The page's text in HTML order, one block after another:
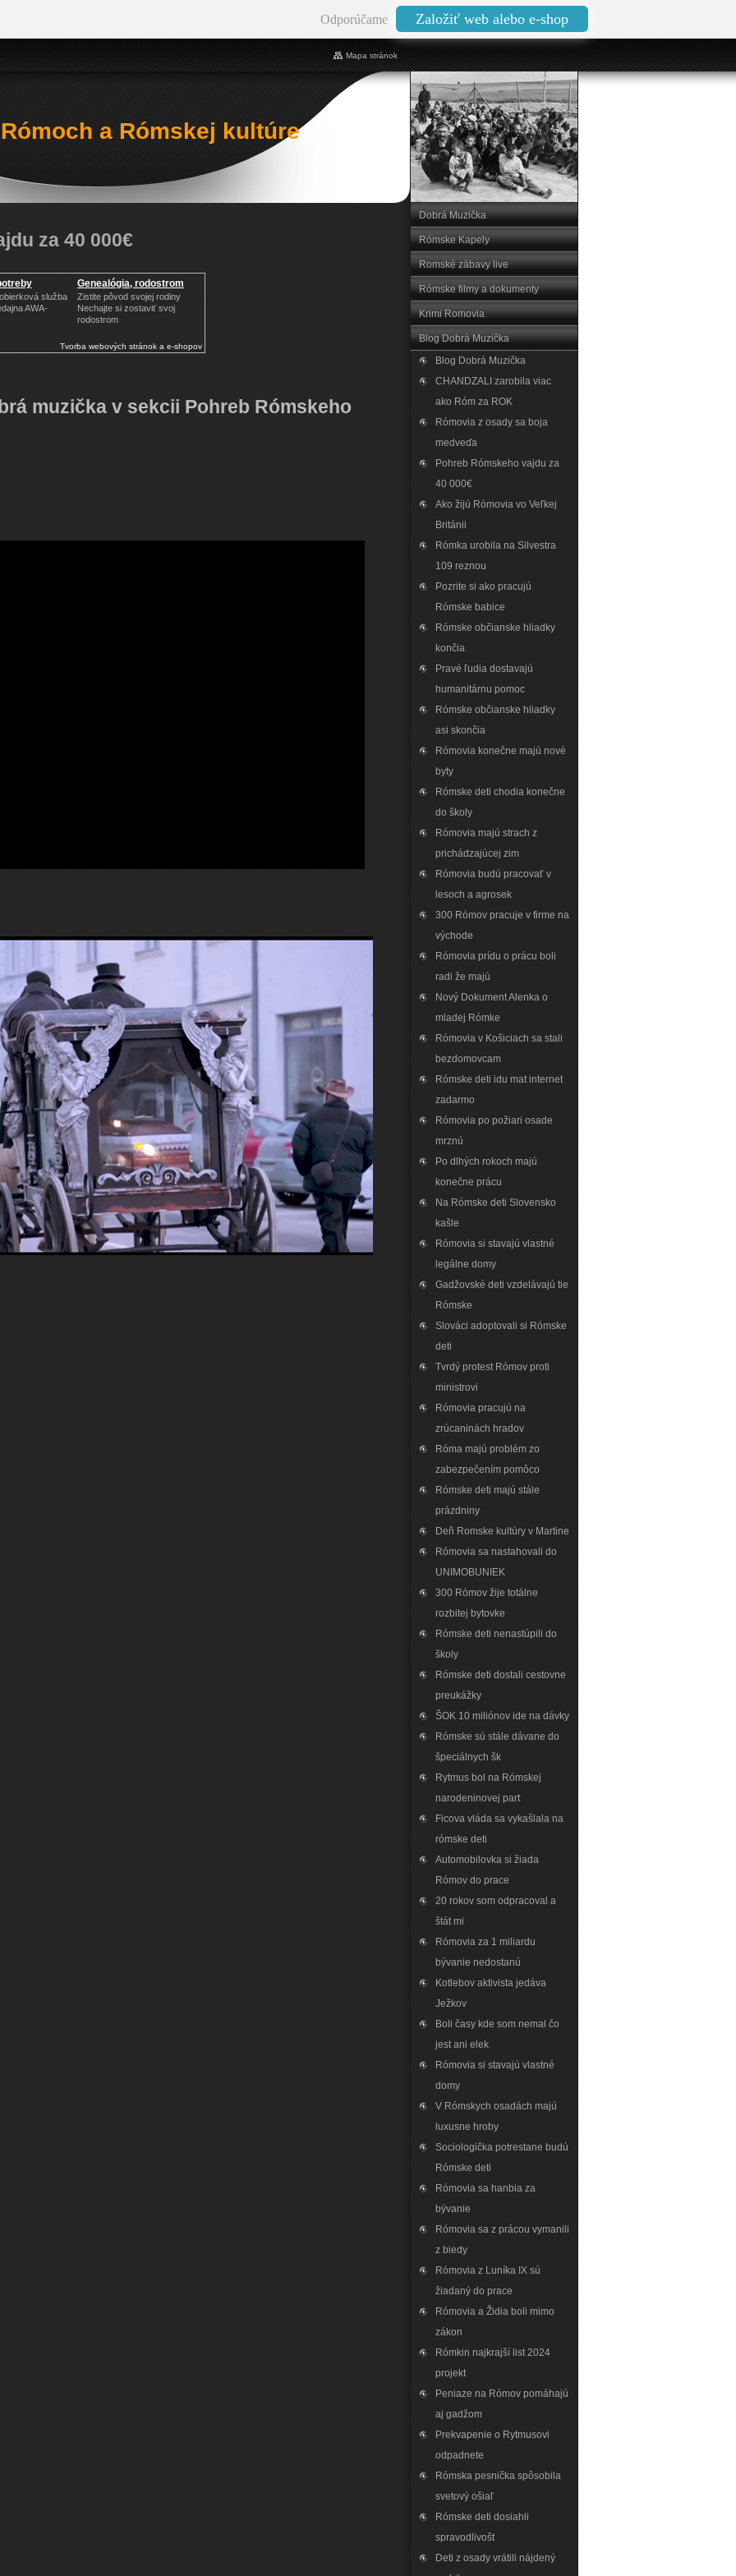
Odporúčame Založiť web alebo e-shop
a Rómskej kultúre
Mapa stránok
za 40 000€
služba
AWA-
Genealógia, rodostrom
Zistite pôvod svojej rodiny
Nechajte si zostaviť svoj
rodostrom
Tvorba webových stránok a e-shopov
muzička v sekcii Pohreb Rómskeho
Dobrá Muzička
Rómske Kapely
Romské zábavy live
Rómske filmy a dokumenty
Krimi Romovia
Blog Dobrá Muzička
Blog Dobrá Muzička
CHANDZALI zarobila viac
ako Róm za ROK
Rómovia z osady sa boja
medveďa
Pohreb Rómskeho vajdu za
40 000€
Ako žijú Rómovia vo Veľkej
Británii
Rómka urobila na Silvestra
109 reznou
Pozrite si ako pracujú
Rómske babice
Rómske občianske hliadky
končia
Pravé ľudia dostavajú
humanitárnu pomoc
Rómske občianske hliadky
asi skončia
Rómovia konečne majú nové
byty
Rómske deti chodia konečne
do školy
Rómovia majú strach z
prichádzajúcej zim
Rómovia budú pracovať v
lesoch a agrosek
300 Rómov pracuje v firme na
východe
Rómovia prídu o prácu boli
radi že majú
Nový Dokument Alenka o
mladej Rómke
Rómovia v Košiciach sa stali
bezdomovcam
Rómske deti idu mat internet
zadarmo
Rómovia po požiari osade
mrznú
Po dlhých rokoch majú
konečne prácu
Na Rómske deti Slovensko
kašle
Rómovia si stavajú vlastné
legálne domy
Gadžovské deti vzdelávajú tie
Rómske
Slováci adoptovali si Rómske
deti
Tvrdý protest Rómov proti
ministrovi
Rómovia pracujú na
zrúcaninách hradov
Róma majú problém zo
zabezpečením pomôco
Rómske deti majú stále
prázdniny
Deň Romske kultúry v Martine
Rómovia sa nastahovali do
UNIMOBUNIEK
300 Rómov žije totálne
rozbitej bytovke
Rómske deti nenastúpili do
školy
Rómske deti dostali cestovne
preukážky
ŠOK 10 miliónov ide na dávky
Rómske sú stále dávane do
špeciálnych šk
Rytmus bol na Rómskej
narodeninovej part
Ficova vláda sa vykašlala na
rómske deti
Automobilovka si žiada
Rómov do prace
20 rokov som odpracoval a
štát mi
Rómovia za 1 miliardu
bývanie nedostanú
Kotlebov aktivista jedáva
Ježkov
Boli časy kde som nemal čo
jest ani elek
Rómovia si stavajú vlastné
domy
V Rómskych osadách majú
luxusne hroby
Sociologička potrestane budú
Rómske deti
Rómovia sa hanbia za
bývanie
Rómovia sa z prácou vymanili
z biedy
Rómovia z Luníka IX sú
žiadaný do prace
Rómovia a Židia boli mimo
zákon
Rómkin najkrajší list 2024
projekt
Peniaze na Rómov pomáhajú
aj gadžom
Prekvapenie o Rytmusovi
odpadnete
Rómska pesnička spôsobila
svetový ošiaľ
Rómske deti dosiahli
spravodlivošt
Deti z osady vrátili nájdený